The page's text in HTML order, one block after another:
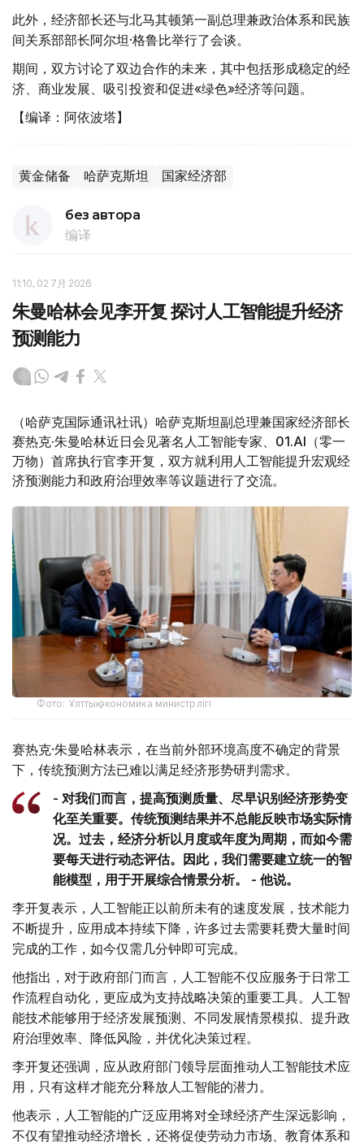
此外，经济部长还与北马其顿第一副总理兼政治体系和民族
间关系部部长阿尔坦·格鲁比举行了会谈。
期间，双方讨论了双边合作的未来，其中包括形成稳定的经
济、商业发展、吸引投资和促进«绿色»经济等问题。
【编译：阿依波塔】
黄金储备 哈萨克斯坦 国家经济部
без автора
编译
11:10, 02 7月 2026
朱曼哈林会见李开复 探讨人工智能提升经济
预测能力
（哈萨克国际通讯社讯）哈萨克斯坦副总理兼国家经济部长
赛热克·朱曼哈林近日会见著名人工智能专家、01.AI （零一
万物）首席执行官李开复，双方就利用人工智能提升宏观经
济预测能力和政府治理效率等议题进行了交流。
Фото: Ұлттық экономика министрлігі
赛热克·朱曼哈林表示，在当前外部环境高度不确定的背景
下，传统预测方法已难以满足经济形势研判需求。
- 对我们而言，提高预测质量、尽早识别经济形势变
化至关重要。传统预测结果并不总能反映市场实际情
况。过去，经济分析以月度或年度为周期，而如今需
要每天进行动态评估。因此，我们需要建立统一的智
能模型，用于开展综合情景分析。 - 他说。
李开复表示，人工智能正以前所未有的速度发展，技术能力
不断提升，应用成本持续下降，许多过去需要耗费大量时间
完成的工作，如今仅需几分钟即可完成。
他指出，对于政府部门而言，人工智能不仅应服务于日常工
作流程自动化，更应成为支持战略决策的重要工具。人工智
能技术能够用于经济发展预测、不同发展情景模拟、提升政
府治理效率、降低风险，并优化决策过程。
李开复还强调，应从政府部门领导层面推动人工智能技术应
用，只有这样才能充分释放人工智能的潜力。
他表示，人工智能的广泛应用将对全球经济产生深远影响，
不仅有望推动经济增长，还将促使劳动力市场、教育体系和